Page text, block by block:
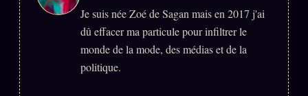
Je suis née Zoé de Sagan mais en 2017 j'ai
dû effacer ma particule pour infiltrer le
monde de la mode, des médias et de la
politique.